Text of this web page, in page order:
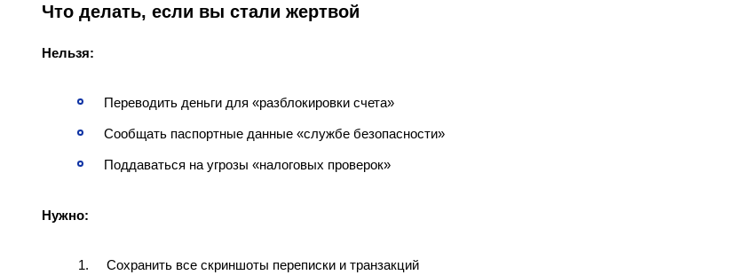
Что делать, если вы стали жертвой
Нельзя:
Переводить деньги для «разблокировки счета»
Сообщать паспортные данные «службе безопасности»
Поддаваться на угрозы «налоговых проверок»
Нужно:
Сохранить все скриншоты переписки и транзакций